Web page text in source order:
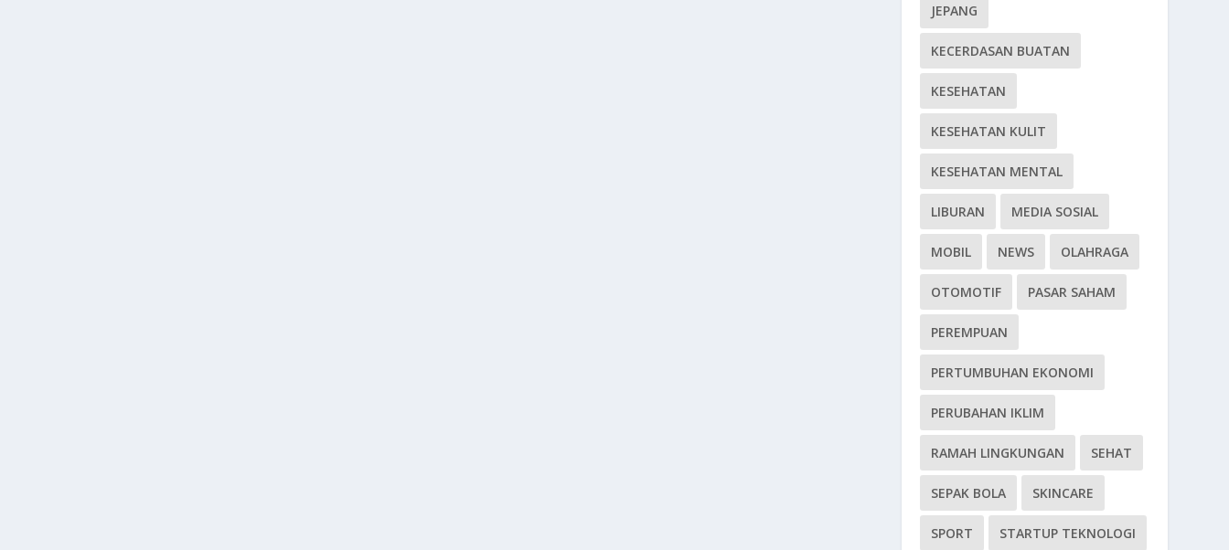
JEPANG
KECERDASAN BUATAN
KESEHATAN
KESEHATAN KULIT
KESEHATAN MENTAL
LIBURAN MEDIA SOSIAL
MOBIL NEWS OLAHRAGA
OTOMOTIF PASAR SAHAM
PEREMPUAN
PERTUMBUHAN EKONOMI
PERUBAHAN IKLIM
RAMAH LINGKUNGAN SEHAT
SEPAK BOLA SKINCARE
SPORT STARTUP TEKNOLOGI